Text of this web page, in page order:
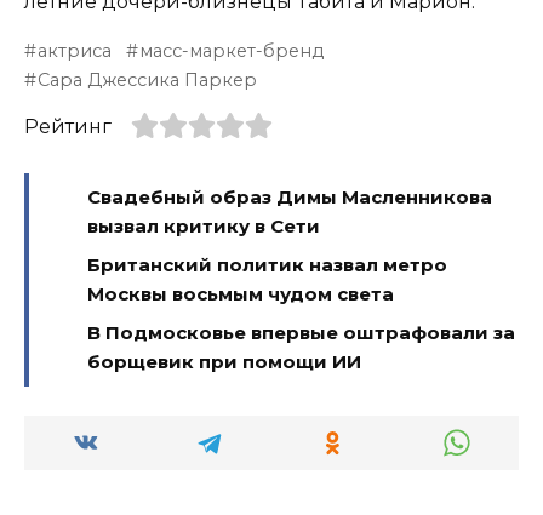
актриса
масс-маркет-бренд
Сара Джессика Паркер
Рейтинг
Свадебный образ Димы Масленникова
вызвал критику в Сети
Британский политик назвал метро
Москвы восьмым чудом света
В Подмосковье впервые оштрафовали за
борщевик при помощи ИИ